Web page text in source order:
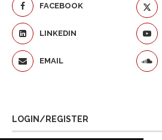
FACEBOOK
LINKEDIN
EMAIL
LOGIN/REGISTER